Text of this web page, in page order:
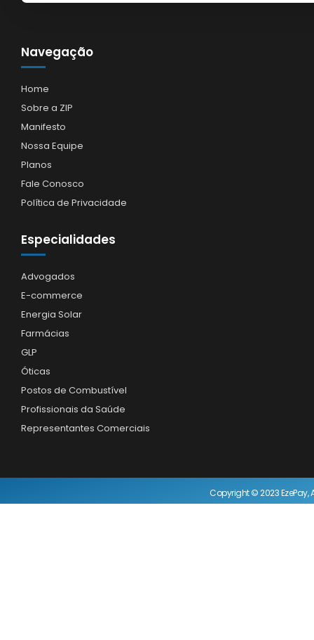
Navegação
Home
Sobre a ZIP
Manifesto
Nossa Equipe
Planos
Fale Conosco
Política de Privacidade
Especialidades
Advogados
E-commerce
Energia Solar
Farmácias
GLP
Óticas
Postos de Combustível
Profissionais da Saúde
Representantes Comerciais
Copyright © 2023 EzePay,